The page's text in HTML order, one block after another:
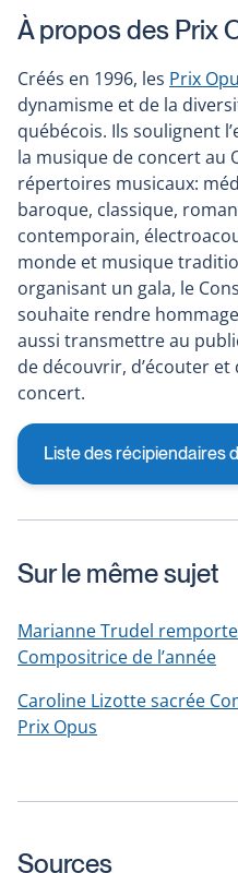
À propos des Prix
Créés en 1996, les Prix
dynamisme et de la
québécois. Ils soulignent
la musique de concert au
répertoires musicaux:
baroque, classique,
contemporain,
monde et musique
organisant un gala, le
souhaite rendre
aussi transmettre au
de découvrir, d’écouter
concert.
Liste des récipiendaires
Sur le même sujet
Marianne Trudel
Compositrice de l’année
Caroline Lizotte sacrée
Prix Opus
Sources